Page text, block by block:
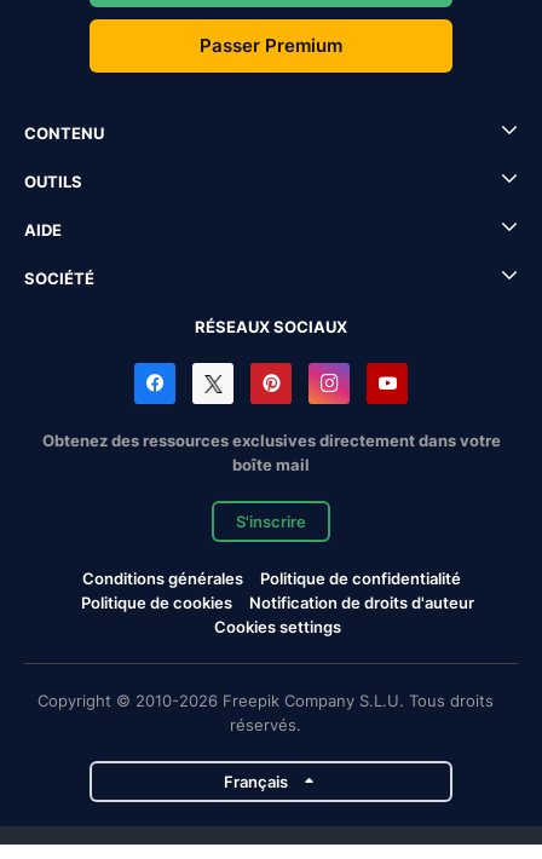
Passer Premium
CONTENU
OUTILS
AIDE
SOCIÉTÉ
RÉSEAUX SOCIAUX
Obtenez des ressources exclusives directement dans votre
boîte mail
S'inscrire
Conditions générales
Politique de confidentialité
Politique de cookies
Notification de droits d'auteur
Cookies settings
Copyright © 2010-2026 Freepik Company S.L.U. Tous droits
réservés.
Français